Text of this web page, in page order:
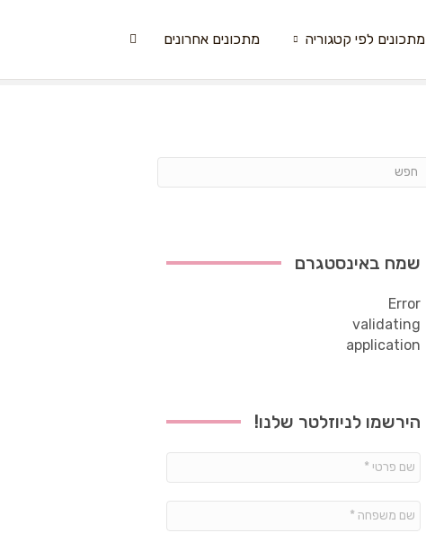
מתכונים לפי קטגוריה מתכונים אחרונים
שמח באינסטגרם
Error
validating
application
הירשמו לניוזלטר שלנו!
פרטי
משפחה